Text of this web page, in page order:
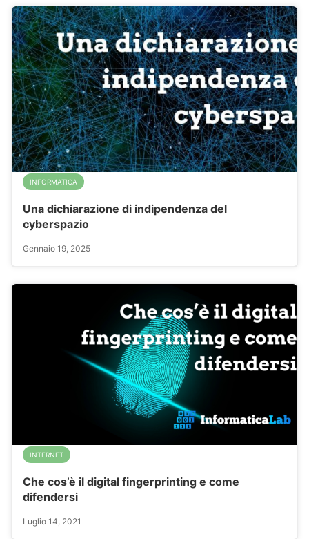
INFORMATICA
Una dichiarazione di indipendenza del
cyberspazio
Gennaio 19, 2025
INTERNET
Che cos’è il digital fingerprinting e come
difendersi
Luglio 14, 2021